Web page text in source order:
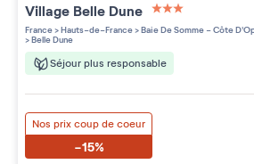
Village Belle Dune
3 étoiles sur 5
France>Hauts-de-France>Baie De Somme - Côte
>Belle Dune
Séjour plus responsable
Nos prix coup de coeur
-15%